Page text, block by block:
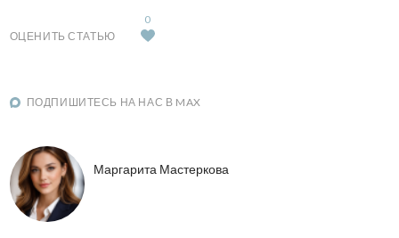
ОЦЕНИТЬ СТАТЬЮ
0
ПОДПИШИТЕСЬ НА НАС В MAX
Маргарита Мастеркова